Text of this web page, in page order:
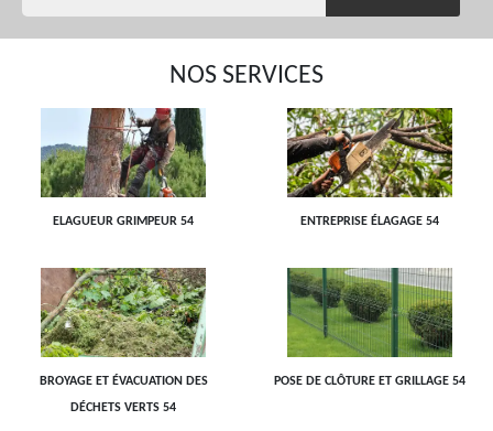
NOS SERVICES
ELAGUEUR GRIMPEUR 54 ENTREPRISE ÉLAGAGE 54
BROYAGE ET ÉVACUATION DES
DÉCHETS VERTS 54
POSE DE CLÔTURE ET GRILLAGE 54